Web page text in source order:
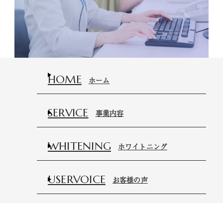
HOME ホーム
SERVICE 事業内容
WHITENING ホワイトニング
USERVOICE お客様の声